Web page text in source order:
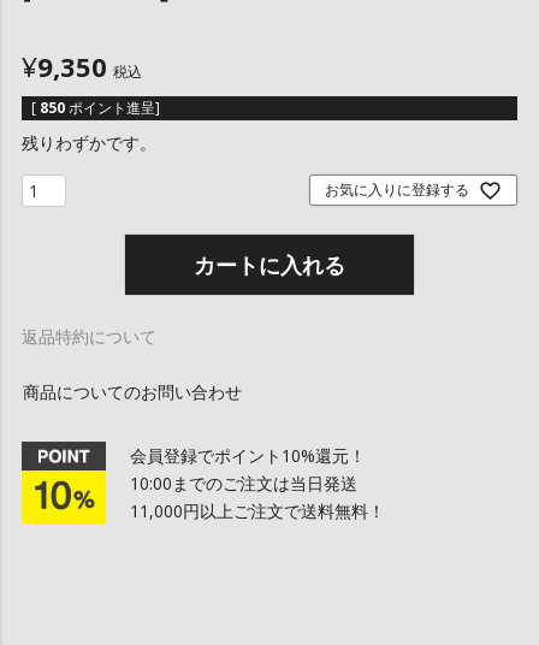
¥9,350 税込
[ 850ポイント進呈]
残りわずかです。
お気に入りに登録する
カートに入れる
返品特約について
商品についてのお問い合わせ
会員登録でポイント10%還元！
10:00までのご注文は当日発送
11,000円以上ご注文で送料無料！